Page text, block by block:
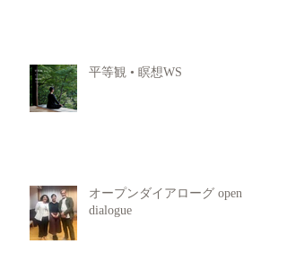
平等観 • 瞑想WS
オープンダイアローグ open
dialogue